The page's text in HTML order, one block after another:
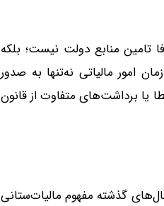
تامین منابع دولت نیست؛ بلکه
امور مالیاتی نه‌تنها به صدور
یا برداشت‌های متفاوت از قانون
گذشته مفهوم مالیات‌ستانی